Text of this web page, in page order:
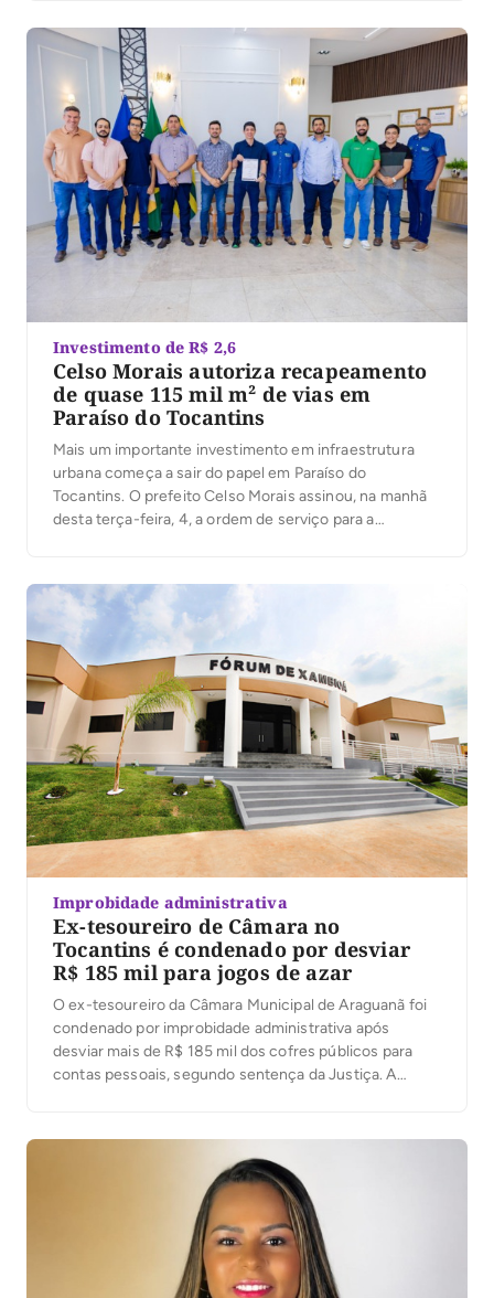
Investimento de R$ 2,6
Celso Morais autoriza recapeamento
de quase 115 mil m² de vias em
Paraíso do Tocantins
Mais um importante investimento em infraestrutura
urbana começa a sair do papel em Paraíso do
Tocantins. O prefeito Celso Morais assinou, na manhã
desta terça-feira, 4, a ordem de serviço para a
avenidas de cinco setores da cidade. Com
investimento […]
Improbidade administrativa
Ex-tesoureiro de Câmara no
Tocantins é condenado por desviar
R$ 185 mil para jogos de azar
O ex-tesoureiro da Câmara Municipal de Araguanã foi
condenado por improbidade administrativa após
desviar mais de R$ 185 mil dos cofres públicos para
contas pessoais, segundo sentença da Justiça. A
Xambioá. De acordo com o processo, o ex-servidor […]